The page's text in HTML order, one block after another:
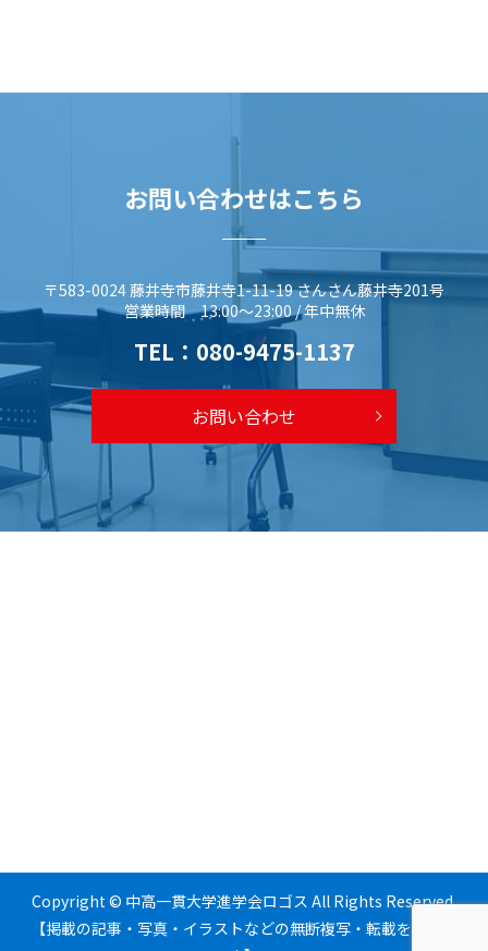
お問い合わせはこちら
〒583-0024 藤井寺市藤井寺1-11-19 さんさん藤井寺201号
営業時間 13:00～23:00 / 年中無休
TEL： 080-9475-1137
お問い合わせ
Copyright © 中高一貫大学進学会ロゴス All Rights Reserved.
【掲載の記事・写真・イラストなどの無断複写・転載を禁じま